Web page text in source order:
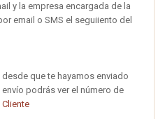
y la empresa encargada de la
email o SMS el seguiiento del
que te hayamos enviado
podrás ver el número de